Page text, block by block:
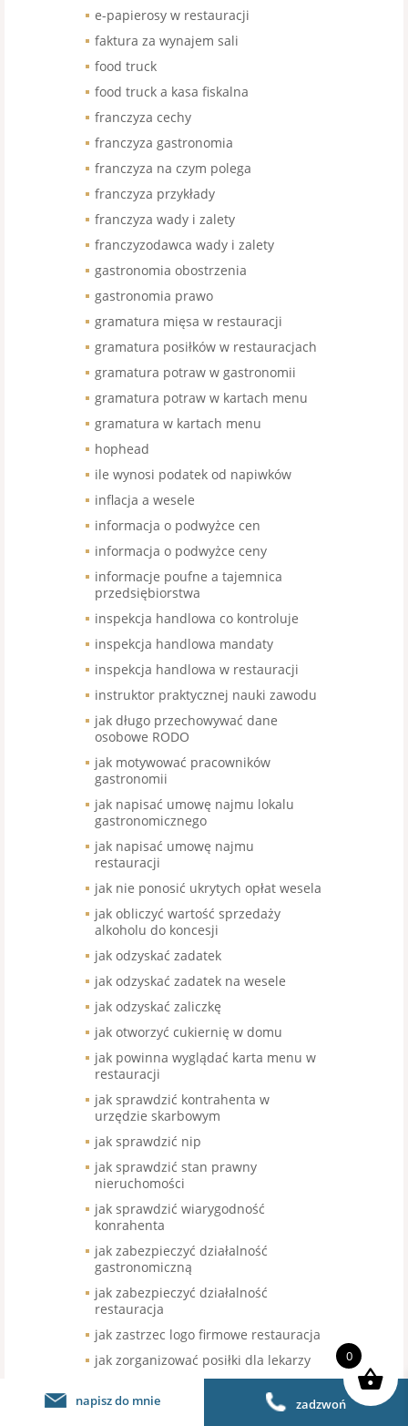
e-papierosy w restauracji
faktura za wynajem sali
food truck
food truck a kasa fiskalna
franczyza cechy
franczyza gastronomia
franczyza na czym polega
franczyza przykłady
franczyza wady i zalety
franczyzodawca wady i zalety
gastronomia obostrzenia
gastronomia prawo
gramatura mięsa w restauracji
gramatura posiłków w restauracjach
gramatura potraw w gastronomii
gramatura potraw w kartach menu
gramatura w kartach menu
hophead
ile wynosi podatek od napiwków
inflacja a wesele
informacja o podwyżce cen
informacja o podwyżce ceny
informacje poufne a tajemnica
przedsiębiorstwa
inspekcja handlowa co kontroluje
inspekcja handlowa mandaty
inspekcja handlowa w restauracji
instruktor praktycznej nauki zawodu
jak długo przechowywać dane
osobowe RODO
jak motywować pracowników
gastronomii
jak napisać umowę najmu lokalu
gastronomicznego
jak napisać umowę najmu
restauracji
jak nie ponosić ukrytych opłat wesela
jak obliczyć wartość sprzedaży
alkoholu do koncesji
jak odzyskać zadatek
jak odzyskać zadatek na wesele
jak odzyskać zaliczkę
jak otworzyć cukiernię w domu
jak powinna wyglądać karta menu w
restauracji
jak sprawdzić kontrahenta w
urzędzie skarbowym
jak sprawdzić nip
jak sprawdzić stan prawny
nieruchomości
jak sprawdzić wiarygodność
konrahenta
jak zabezpieczyć działalność
gastronomiczną
jak zabezpieczyć działalność
restauracja
jak zastrzec logo firmowe restauracja
jak zorganizować posiłki dla lekarzy
jaka kara za otwarcie restauracji
napisz do mnie zadzwoń
0